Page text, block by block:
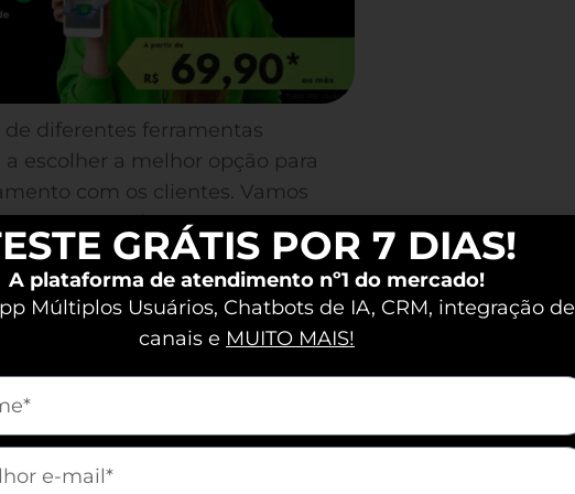
diferentes ferramentas
escolher a melhor opção para
com os clientes. Vamos
mais eficiente!
Gratuito?
que você gerencie seus
no aplicativo de mensagens
traz agilidade, essencial para
otimizar tempo e recursos.
GRÁTIS POR 7 DIAS!
A plataforma de atendimento nº1 do mercado!
Múltiplos Usuários, Chatbots de IA, CRM, integração de
canais e MUITO MAIS!